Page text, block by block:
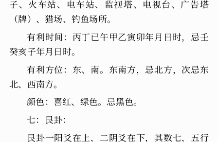
子、火车站、电车站、监视塔、电视台、广告塔
（牌）、猎场、钓鱼场所。
有利时间：丙丁已午甲乙寅卯年月日时，忌壬
癸亥子年月日时。
有利方位：东、南。东南方，忌北方，次忌东
北、西南方。
颜色：喜红、绿色。忌黑色。
七：艮卦：
艮卦一阳爻在上，二阴爻在下，其数七，五行